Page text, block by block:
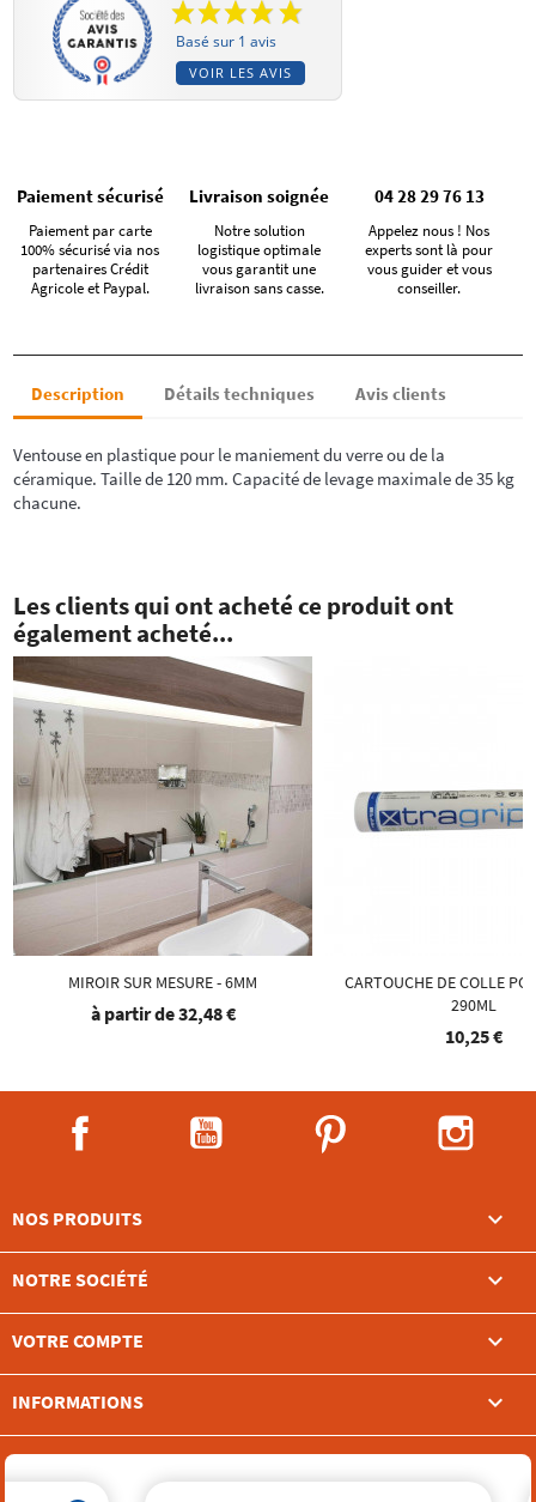
Basé sur 1 avis
VOIR LES AVIS
Paiement sécurisé
Paiement par carte
100% sécurisé via nos
partenaires Crédit
Agricole et Paypal.
Livraison soignée
Notre solution
logistique optimale
vous garantit une
livraison sans casse.
04 28 29 76 13
Appelez nous ! Nos
experts sont là pour
vous guider et vous
conseiller.
Description Détails techniques Avis clients
Ventouse en plastique pour le maniement du verre ou de la
céramique. Taille de 120 mm. Capacité de levage maximale de 35 kg
chacune.
Les clients qui ont acheté ce produit ont
également acheté...
MIROIR SUR MESURE - 6MM
à partir de32,48 €
CARTOUCHE DE COLLE
290ML
10,25 €
NOS PRODUITS 
NOTRE SOCIÉTÉ 
VOTRE COMPTE 
INFORMATIONS keyboard_arrow_down